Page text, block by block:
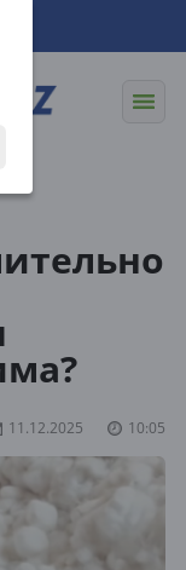
11.12.2025 10:05